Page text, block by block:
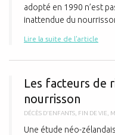
adopté en 1990 n’est
inattendue du
Lire la suite de l'article
Les facteurs de
nourrisson
DÉCÈS D'ENFANTS FIN DE VIE
Une étude néo-